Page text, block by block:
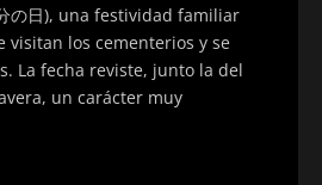
の日), una festividad familiar
visitan los cementerios y se
La fecha reviste, junto la del
un carácter muy